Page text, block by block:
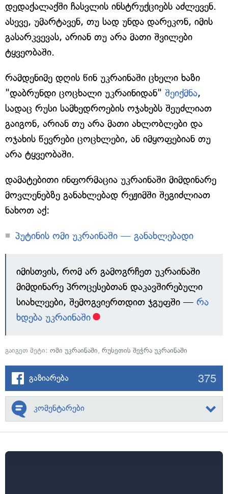
დედაქალაქში ჩასვლის ინსტრუქციებს აძლევენ.
ასევე, უმარტავენ, თუ სად უნდა დარეკონ, იმის
გასარკვევას, არიან თუ არა მათი შვილები
ტყვეობაში.
რამდენიმე დღის წინ უკრაინაში ცხელი ხაზი
"დაბრუნდი ცოცხალი უკრაინიდან" შეიქმნა,
სადაც რუსი სამხედროების ოჯახებს შეუძლიათ
გაიგონ, არიან თუ არა მათი ახლობლები და
ოჯახის წევრები ცოცხლები, ან იმყოფებიან თუ
არა ტყვეობაში.
დამატებითი ინფორმაცია უკრაინაში მიმდინარე
მოვლენებზე განახლებად რეჟიმში შეგიძლიათ
ნახოთ აქ:
პუტინის ომი უკრაინაში — განახლებადი
იმისთვის, რომ არ გამოგრჩეთ უკრაინაში
მიმდინარე პროცესებთან დაკავშირებული
სიახლეები, შემოგვიერთდით ჯგუფში — რა
ხდება უკრაინაში
გაიგეთ მეტი: ომი უკრაინაში, რუსეთის შეჭრა უკრაინაში
გაზიარება 375
კომენტარები